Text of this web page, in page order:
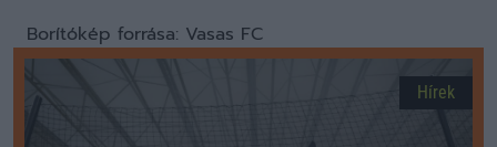
Borítókép forrása: Vasas FC
Hírek